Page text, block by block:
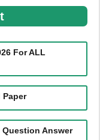
For ALL
Paper
Question Answer